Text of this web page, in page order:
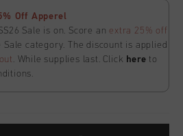
Off Apperel
Sale is on. Score an extra 25% off
Sale category. The discount is applied
. While supplies last. Click here to